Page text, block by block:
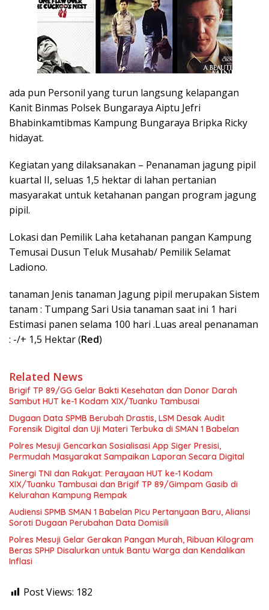
‎ada pun Personil yang turun langsung kelapangan
Kanit Binmas Polsek Bungaraya Aiptu Jefri
Bhabinkamtibmas Kampung Bungaraya Bripka Ricky
hidayat.
‎Kegiatan yang dilaksanakan – Penanaman jagung pipil
kuartal II, seluas 1,5 hektar di lahan pertanian
masyarakat untuk ketahanan pangan program jagung
pipil.
‎Lokasi dan Pemilik Laha ketahanan pangan Kampung
Temusai Dusun Teluk Musahab/ Pemilik Selamat
Ladiono.
‎tanaman Jenis tanaman Jagung pipil merupakan Sistem
tanam : Tumpang Sari Usia tanaman saat ini 1 hari
Estimasi panen selama 100 hari .Luas areal penanaman
: -/+ 1,5 Hektar (Red)
Related News
Brigif TP 89/GG Gelar Bakti Kesehatan dan Donor Darah
Sambut HUT ke-1 Kodam XIX/Tuanku Tambusai
Dugaan Data SPMB Berubah Drastis, LSM Desak Audit
Forensik Digital dan Uji Materi Terbuka di SMAN 1 Babelan
Polres Mesuji Gencarkan Sosialisasi App Siger Presisi,
Permudah Masyarakat Sampaikan Laporan Secara Digital
Sinergi TNI dan Rakyat: Perayaan HUT ke-1 Kodam
XIX/Tuanku Tambusai dan Brigif TP 89/Gimpam Gasib di
Kelurahan Kampung Rempak
Audiensi SPMB SMAN 1 Babelan Picu Pertanyaan Baru, Aliansi
Soroti Dugaan Perubahan Data Domisili
Polres Mesuji Gelar Gerakan Pangan Murah, Ribuan Kilogram
Beras SPHP Disalurkan untuk Bantu Warga dan Kendalikan
Inflasi
Post Views: 182